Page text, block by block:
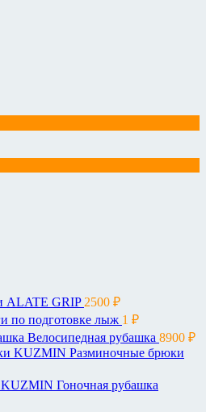
ALATE GRIP 2500 ₽
по подготовке лыж 1 ₽
Велосипедная рубашка 8900 ₽
Разминочные брюки
Гоночная рубашка